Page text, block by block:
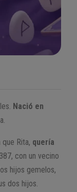
Nació en
que Rita, quería
con un vecino
hijos gemelos,
dos hijos.